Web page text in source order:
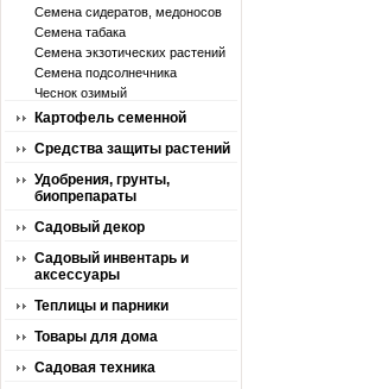
Семена сидератов, медоносов
Семена табака
Семена экзотических растений
Семена подсолнечника
Чеснок озимый
Картофель семенной
Средства защиты растений
Удобрения, грунты,
биопрепараты
Садовый декор
Садовый инвентарь и
аксессуары
Теплицы и парники
Товары для дома
Садовая техника